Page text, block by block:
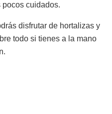
cuidados.
disfrutar de hortalizas y
todo si tienes a la mano